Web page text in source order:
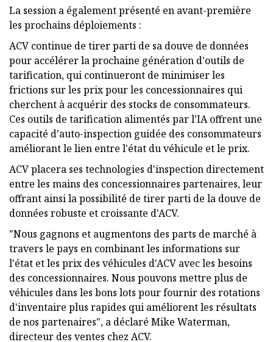
La session a également présenté en avant-première
les prochains déploiements :
ACV continue de tirer parti de sa douve de données
pour accélérer la prochaine génération d'outils de
tarification, qui continueront de minimiser les
frictions sur les prix pour les concessionnaires qui
cherchent à acquérir des stocks de consommateurs.
Ces outils de tarification alimentés par l'IA offrent une
capacité d'auto-inspection guidée des consommateurs
améliorant le lien entre l'état du véhicule et le prix.
ACV placera ses technologies d'inspection directement
entre les mains des concessionnaires partenaires, leur
offrant ainsi la possibilité de tirer parti de la douve de
données robuste et croissante d'ACV.
"Nous gagnons et augmentons des parts de marché à
travers le pays en combinant les informations sur
l'état et les prix des véhicules d'ACV avec les besoins
des concessionnaires. Nous pouvons mettre plus de
véhicules dans les bons lots pour fournir des rotations
d'inventaire plus rapides qui améliorent les résultats
de nos partenaires", a déclaré Mike Waterman,
directeur des ventes chez ACV.